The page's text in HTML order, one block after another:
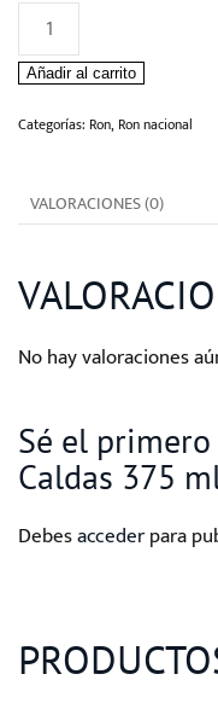
Ron
Viejo
Caldas
375
Añadir al carrito
Categorías: Ron, Ron nacional
VALORACIONES (0)
No hay valoraciones
Sé el
Caldas 375
Debesaccederpara